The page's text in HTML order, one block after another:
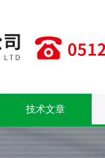
技术文章